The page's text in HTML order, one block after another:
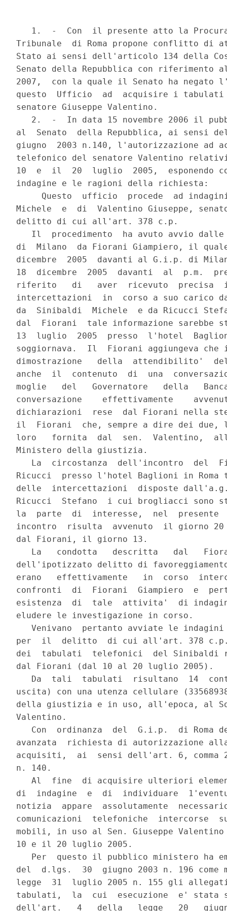
1.  -  Con  il presente atto la
Tribunale  di Roma propone conflitto di
Stato ai sensi dell'articolo 134 della
Senato della Repubblica con riferimento
2007,  con la quale il Senato ha negato
questo  Ufficio  ad  acquisire i
senatore Giuseppe Valentino.
2.  -  In data 15 novembre 2006 il
al  Senato  della Repubblica, ai sensi
giugno  2003 n.140, l'autorizzazione
telefonico del senatore Valentino
10  e  il  20  luglio  2005,  esponendo
indagine e le ragioni della richiesta:
Questo  ufficio  procede  ad
Michele  e  di  Valentino Giuseppe,
delitto di cui all'art. 378 c.p.
Il  procedimento  ha avuto avvio
di  Milano  da Fiorani Giampiero, il
dicembre  2005  davanti al G.i.p. di
18  dicembre  2005  davanti  al  p.m.
riferito   di   aver  ricevuto  precisa
intercettazioni  in  corso a suo carico
da  Sinibaldi  Michele  e da Ricucci
dal  Fiorani  tale informazione sarebbe
13  luglio  2005  presso  l'hotel
soggiornava.  Il  Fiorani aggiungeva
dimostrazione   della  attendibilito'
anche  il  contenuto  di  una
moglie   del   Governatore   della
conversazione    effettivamente
dichiarazioni  rese  dal Fiorani nella
il  Fiorani  che, sempre a dire dei due,
loro   fornita  dal  sen.  Valentino,
Ministero della giustizia.
La  circostanza  dell'incontro  del
Ricucci  presso l'hotel Baglioni in
delle  intercettazioni  disposte
Ricucci  Stefano  i cui brogliacci sono
la  parte  di  interesse,  nel  presente
incontro  risulta  avvenuto  il giorno
dal Fiorani, il giorno 13.
La   condotta   descritta   dal
dell'ipotizzato delitto di
erano   effettivamente   in  corso
confronti  di  Fiorani  Giampiero  e
esistenza  di  tale  attivita'  di
eludere le investigazione in corso.
Venivano  pertanto avviate le
per  il  delitto  di cui all'art. 378 c.p.
dei  tabulati  telefonici  del Sinibaldi
dal Fiorani (dal 10 al 20 luglio 2005).
Da  tali  tabulati  risultano  14
uscita) con una utenza cellulare
della giustizia e in uso, all'epoca, al
Valentino.
Con  ordinanza  del  G.i.p.  di Roma
avanzata  richiesta di autorizzazione
acquisiti,  ai  sensi dell'art. 6, comma 2
n. 140.
Al  fine  di acquisire ulteriori
di  indagine  e  di  individuare
notizia  appare  assolutamente
comunicazioni  telefoniche  intercorse
mobili, in uso al Sen. Giuseppe
10 e il 20 luglio 2005.
Per  questo il pubblico ministero ha
del  d.lgs.  30  giugno 2003 n. 196
legge  31  luglio 2005 n. 155 gli
tabulati,  la  cui  esecuzione  e' stata
dell'art.   4   della   legge   20